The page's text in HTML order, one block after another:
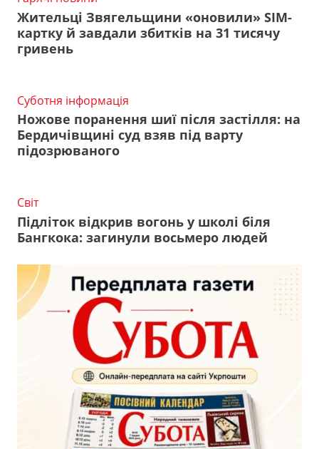
Жительці Звягельщини «оновили» SIM-
картку й завдали збитків на 31 тисячу
гривень
Суботня інформація
Ножове поранення шиї після застілля: на
Бердичівщині суд взяв під варту
підозрюваного
Світ
Підліток відкрив вогонь у школі біля
Бангкока: загинули восьмеро людей